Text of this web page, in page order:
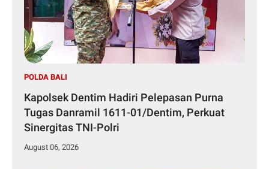
POLDA BALI
Kapolsek Dentim Hadiri Pelepasan Purna
Tugas Danramil 1611-01/Dentim, Perkuat
Sinergitas TNI-Polri
August 06, 2026